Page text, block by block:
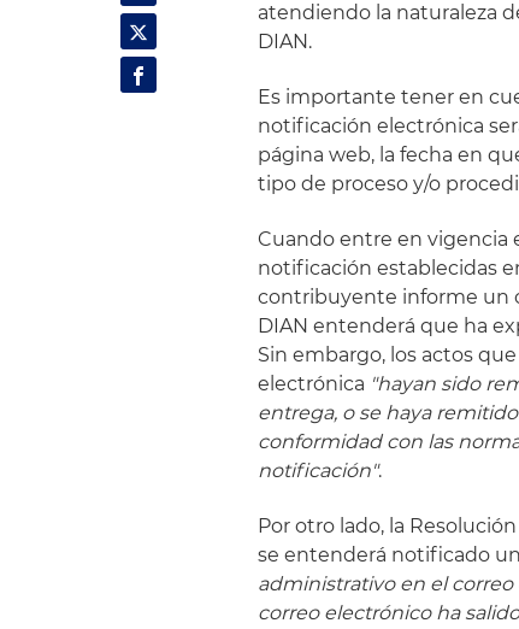
atendiendo la naturaleza
DIAN.
Es importante tener en
notificación electrónica
página web, la fecha en
tipo de proceso y/o
Cuando entre en vigencia
notificación establecidas
contribuyente informe un
DIAN entenderá que ha
Sin embargo, los actos
electrónica "hayan sido
entrega, o se haya
conformidad con las
notificación".
Por otro lado, la
se entenderá notificado
administrativo en el
correo electrónico ha